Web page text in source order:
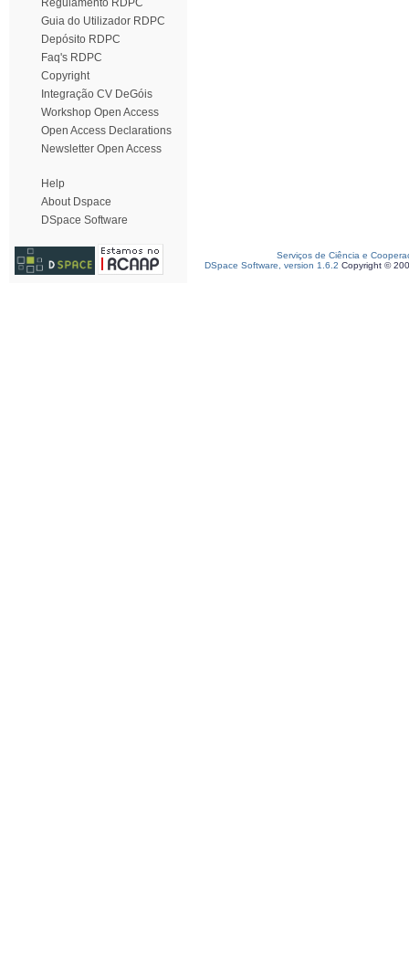
Regulamento RDPC
Guia do Utilizador RDPC
Depósito RDPC
Faq's RDPC
Copyright
Integração CV DeGóis
Workshop Open Access
Open Access Declarations
Newsletter Open Access
Help
About Dspace
DSpace Software
Serviços de Ciência e
DSpace Software, version 1.6.2 Copyright ©